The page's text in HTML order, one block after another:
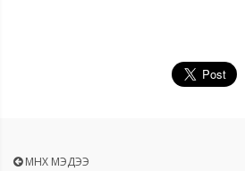
ӨМНӨХ МЭДЭЭ